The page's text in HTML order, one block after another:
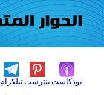
تيلكرامبنترست بودكاست